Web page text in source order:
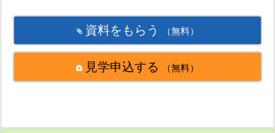
資料をもらう （無料）
見学申込する （無料）